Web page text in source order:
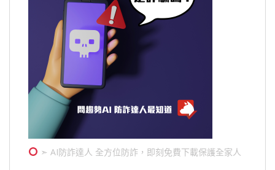
➣ AI防詐達人 全方位防詐，即刻免費下載保護全家人